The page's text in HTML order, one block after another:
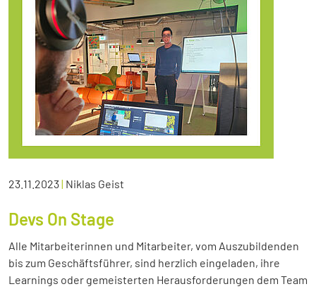
23.11.2023| Niklas Geist
Devs On Stage
Alle Mitarbeiterinnen und Mitarbeiter, vom Auszubildenden
bis zum Geschäftsführer, sind herzlich eingeladen, ihre
Learnings oder gemeisterten Herausforderungen dem Team